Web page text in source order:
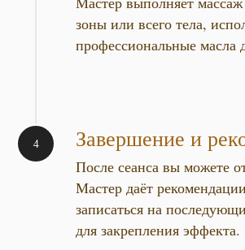
зоны или всего тела,
профессиональные масла
Завершение и
После сеанса вы можете
Мастер даёт
записаться на
для закрепления эффекта.